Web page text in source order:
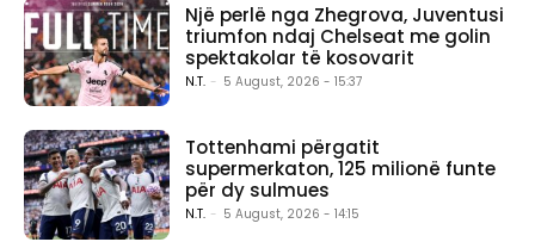
Një perlë nga Zhegrova, Juventusi
triumfon ndaj Chelseat me golin
spektakolar të kosovarit
N.T. - 5 August, 2026 - 15:37
Tottenhami përgatit
supermerkaton, 125 milionë funte
për dy sulmues
N.T. - 5 August, 2026 - 14:15